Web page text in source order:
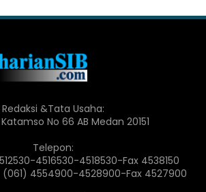
Redaksi &Tata Usaha:
No 66 AB Medan 20151
Telepon:
4516530-4518530-Fax 4538150
(061) 4554900-4528900-Fax 4527900